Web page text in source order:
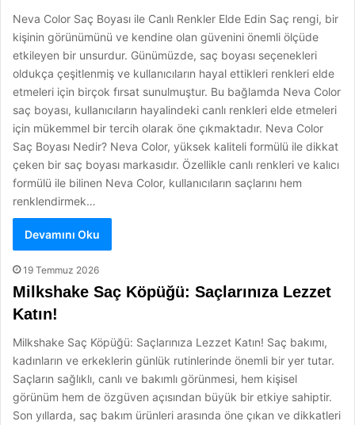
Neva Color Saç Boyası ile Canlı Renkler Elde Edin Saç rengi, bir
kişinin görünümünü ve kendine olan güvenini önemli ölçüde
etkileyen bir unsurdur. Günümüzde, saç boyası seçenekleri
oldukça çeşitlenmiş ve kullanıcıların hayal ettikleri renkleri elde
etmeleri için birçok fırsat sunulmuştur. Bu bağlamda Neva Color
saç boyası, kullanıcıların hayalindeki canlı renkleri elde etmeleri
için mükemmel bir tercih olarak öne çıkmaktadır. Neva Color
Saç Boyası Nedir? Neva Color, yüksek kaliteli formülü ile dikkat
çeken bir saç boyası markasıdır. Özellikle canlı renkleri ve kalıcı
formülü ile bilinen Neva Color, kullanıcıların saçlarını hem
renklendirmek…
Devamını Oku
19 Temmuz 2026
Milkshake Saç Köpüğü: Saçlarınıza Lezzet
Katın!
Milkshake Saç Köpüğü: Saçlarınıza Lezzet Katın! Saç bakımı,
kadınların ve erkeklerin günlük rutinlerinde önemli bir yer tutar.
Saçların sağlıklı, canlı ve bakımlı görünmesi, hem kişisel
görünüm hem de özgüven açısından büyük bir etkiye sahiptir.
Son yıllarda, saç bakım ürünleri arasında öne çıkan ve dikkatleri